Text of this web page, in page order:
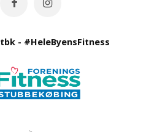
- #HeleByensFitness